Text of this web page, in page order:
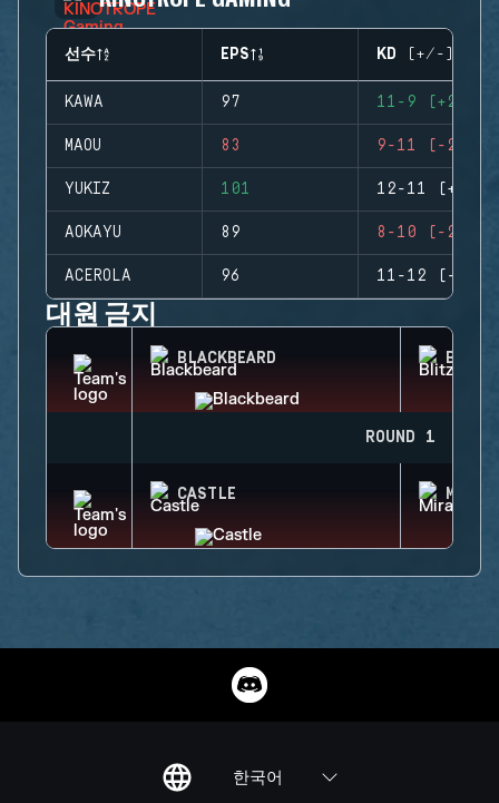
선수 EPS KD (+/-)
KAWA 97 11-9 (+2)
MAOU 83 9-11 (-2)
YUKIZ 101 12-11 (+1)
AOKAYU 89 8-10 (-2)
ACEROLA 96 11-12 (-1)
대원 금지
BLACKBEARD BLITZ
ROUND 1
CASTLE MIRA
한국어